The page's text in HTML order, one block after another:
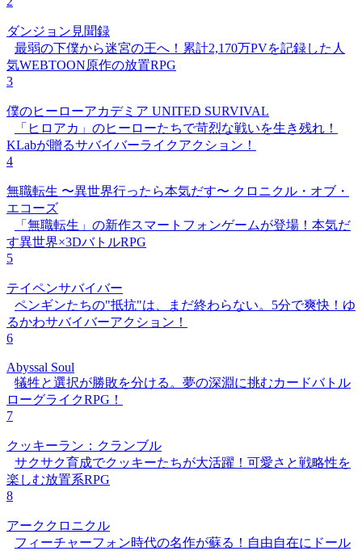
ダンジョン見聞録
最弱の下僕から迷宮の王へ！累計2,170万PVを記録した人
気WEBTOON原作の放置RPG
3
僕のヒーローアカデミア UNITED SURVIVAL
「ヒロアカ」のヒーローたちで苛烈な戦いを生き残れ！
KLabが贈るサバイバーライクアクション！
4
無職転生 〜異世界行ったら本気だす〜 クロニクル・オブ・
エコーズ
「無職転生」の新作スマートフォンゲームが登場！本気だ
す異世界×3DバトルRPG
5
テイペンサバイバー
ペンギンたちの"抵抗"は、まだ終わらない。5分で爽快！ゆ
るかわサバイバーアクション！
6
Abyssal Soul
犠牲と選択が勝敗を分ける。夢の深淵に挑むカードバトル
ローグライクRPG！
7
クッキーラン：クランブル
サクサク育成でクッキーたちが大活躍！可愛さと戦略性を
楽しむ放置系RPG
8
アーククロニクル
フィーチャーフォン時代の名作が蘇る！自由自在にドール